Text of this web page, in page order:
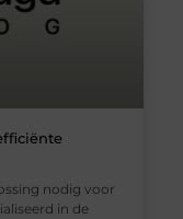
nodig voor
in de